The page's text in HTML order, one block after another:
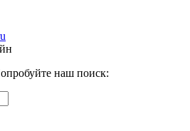
наш поиск: